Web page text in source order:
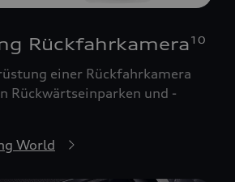
Rückfahrkamera 10
einer Rückfahrkamera
Rückwärtseinparken und -
World